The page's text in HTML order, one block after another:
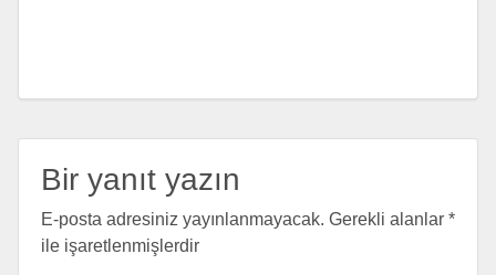
Bir yanıt yazın
E-posta adresiniz yayınlanmayacak. Gerekli alanlar *
ile işaretlenmişlerdir